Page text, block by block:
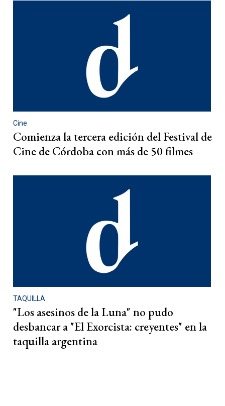
Cine
Comienza la tercera edición del Festival de
Cine de Córdoba con más de 50 filmes
TAQUILLA
"Los asesinos de la Luna" no pudo
desbancar a "El Exorcista: creyentes" en la
taquilla argentina